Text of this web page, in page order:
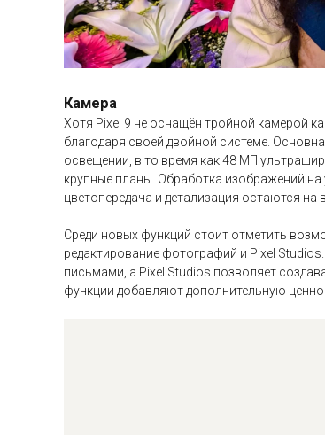
Камера
Хотя Pixel 9 не оснащён тройной камерой
благодаря своей двойной системе.
освещении, в то время как 48 МП
крупные планы. Обработка изображений
цветопередача и детализация остаются на
Среди новых функций стоит отметить
редактирование фотографий и Pixel
письмами, а Pixel Studios позволяет
функции добавляют дополнительную